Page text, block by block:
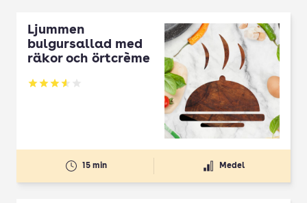
Ljummen
bulgursallad med
räkor och örtcrème
Betyg: 3.57 av 5
15 min Medel